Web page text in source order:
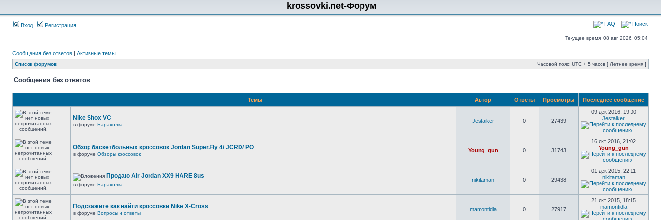
krossovki.net-Форум
Вход Регистрация FAQ Поиск
Текущее время: 08 авг 2026, 05:04
Сообщения без ответов | Активные темы
Список форумов Часовой пояс: UTC + 5 часов [ Летнее время ]
Сообщения без ответов
Темы Автор Ответы Просмотры Последнее сообщение
Nike Shox VC
в форуме Барахолка
Jestaiker 0 27439
09 дек 2016, 19:00
Jestaiker
Обзор баскетбольных кроссовок Jordan Super.Fly 4/ JCRD/ PO
в форуме Обзоры кроссовок
Young_gun 0 31743
16 окт 2016, 21:02
Young_gun
Продаю Air Jordan XX9 HARE 8us
в форуме Барахолка
nikitaman 0 29438
01 дек 2015, 22:11
nikitaman
Подскажите как найти кроссовки Nike X-Cross
в форуме Вопросы и ответы
mamontidla 0 27917
21 окт 2015, 18:15
mamontidla